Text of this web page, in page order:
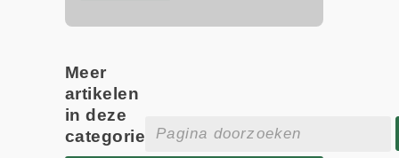
Meer
artikelen
in deze
categorie